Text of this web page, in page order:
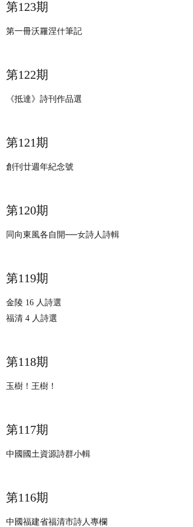
​第123期
第一冊沃羅涅什筆記
​第122期
《抵達》詩刊作品選
​第121期
創刊廿週年紀念號
​第120期
同向東風各自開──女詩人詩輯
​第119期
金陵 16 人詩選
福清 4 人詩選
​第118期
玉樹！王樹！
​第117期
中國國土資源詩群小輯
​第116期
中國福建省福清市詩人專欄